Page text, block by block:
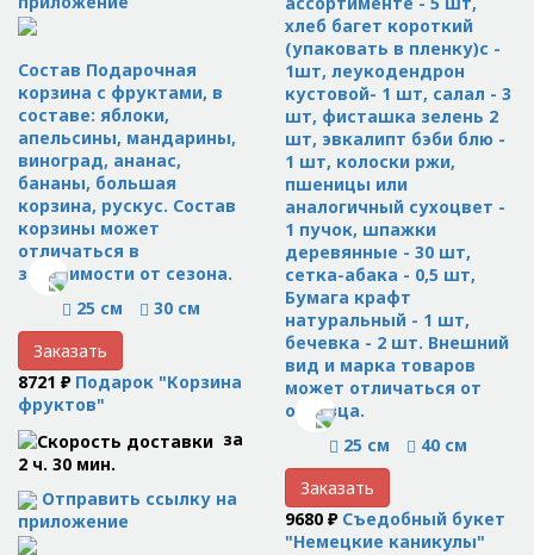
хлеб багет короткий
(упаковать в пленку)с -
1шт, леукодендрон
кустовой- 1 шт, салал - 3
шт, фисташка зелень 2
шт, эвкалипт бэби блю -
1 шт, колоски ржи,
пшеницы или
аналогичный сухоцвет -
1 пучок, шпажки
деревянные - 30 шт,
сетка-абака - 0,5 шт,
Бумага крафт
натуральный - 1 шт,
бечевка - 2 шт. Внешний
вид и марка товаров
может отличаться от
образца.
25 см
40 см
Заказать
9680 ₽ Съедобный букет
"Немецкие каникулы"
Состав Подарочная
корзина с фруктами, в
составе: яблоки,
апельсины, мандарины,
виноград, ананас,
бананы, большая
корзина, рускус. Состав
корзины может
отличаться в
зависимости от сезона.
25 см
30 см
Заказать
8721 ₽ Подарок "Корзина
фруктов"
за
2 ч. 30 мин.
Отправить ссылку на
приложение